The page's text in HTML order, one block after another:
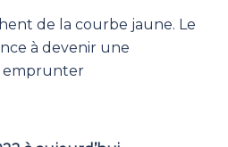
de la courbe jaune. Le
à devenir une
emprunter